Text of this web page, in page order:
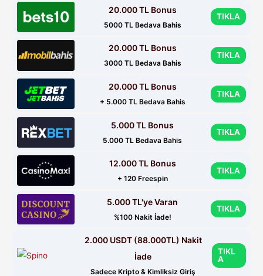
20.000 TL Bonus
5000 TL Bedava Bahis
TIKLA
20.000 TL Bonus
3000 TL Bedava Bahis
TIKLA
20.000 TL Bonus
+ 5.000 TL Bedava Bahis
TIKLA
5.000 TL Bonus
5.000 TL Bedava Bahis
TIKLA
12.000 TL Bonus
+ 120 Freespin
TIKLA
5.000 TL'ye Varan
%100 Nakit İade!
TIKLA
2.000 USDT (88.000TL) Nakit
İade
Sadece Kripto & Kimliksiz Giriş
TIKL
A